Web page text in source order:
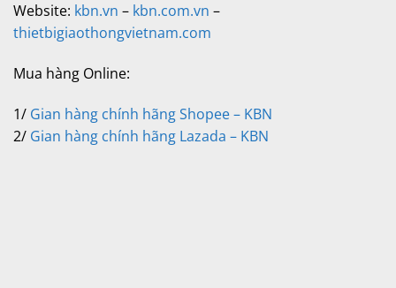
Website: kbn.vn – kbn.com.vn –
thietbigiaothongvietnam.com
Mua hàng Online:
1/ Gian hàng chính hãng Shopee – KBN
2/ Gian hàng chính hãng Lazada – KBN